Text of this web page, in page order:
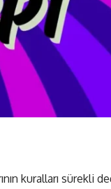
kuralları sürekli